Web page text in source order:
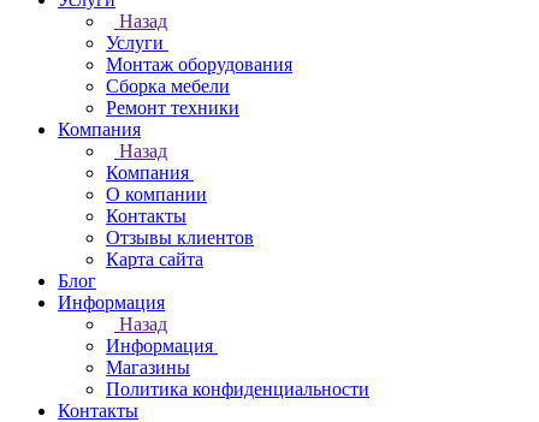
Назад
Услуги
Монтаж оборудования
Сборка мебели
Ремонт техники
Компания
Назад
Компания
О компании
Контакты
Отзывы клиентов
Карта сайта
Блог
Информация
Назад
Информация
Магазины
Политика конфиденциальности
Контакты